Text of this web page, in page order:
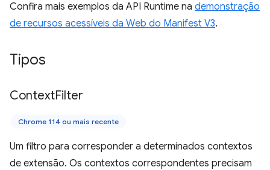
Confira mais exemplos da API Runtime na demonstração
de recursos acessíveis da Web do Manifest V3.
Tipos
ContextFilter
Chrome 114 ou mais recente
Um filtro para corresponder a determinados contextos
de extensão. Os contextos correspondentes precisam